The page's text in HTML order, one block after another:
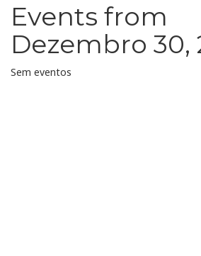
Events from
Dezembro 30,
Sem eventos